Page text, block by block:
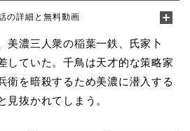
の詳細と無料動画
美濃三人衆の稲葉一鉄、氏家卜
していた。千鳥は天才的な策略家
衛を暗殺するため美濃に潜入する
見抜かれてしまう。